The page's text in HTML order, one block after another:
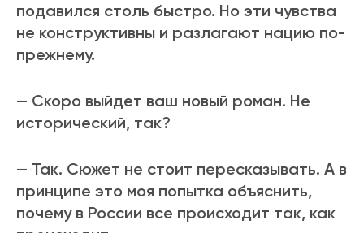
подавился столь быстро. Но эти чувства
не конструктивны и разлагают нацию по-
прежнему.
— Скоро выйдет ваш новый роман. Не
исторический, так?
— Так. Сюжет не стоит пересказывать. А в
принципе это моя попытка объяснить,
почему в России все происходит так, как